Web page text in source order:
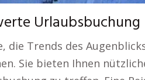
Urlaubsbuchung
die Trends des
Sie bieten Ihnen